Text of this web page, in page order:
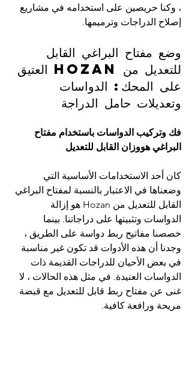
، وكنا حريصين على استخدامه في مشاريع
إصلاح الدراجات وترميمها.
وضع مفتاح البراغي القابل
للتعديل من Hozan العتيق
على المحك: الدواسات
وتعديلات حامل الدراجة
فك وتركيب الدواسات باستخدام مفتاح
البراغي هووزان القابل للتعديل
كان أحد الاستخدامات الأساسية التي
وضعناها في الاعتبار بالنسبة لمفتاح البراغي
القابل للتعديل من Hozan هو إزالة
الدواسات وتثبيتها على دراجاتنا. بينما
خصصنا مفاتيح ربط دواسة على الطريق ،
وجدنا أن هذه الأدوات قد تكون غير مناسبة
في بعض الأحيان للدراجات القديمة ذات
الدواسات العنيدة. في مثل هذه الحالات ، لا
غنى عن مفتاح ربط قابل للتعديل مع قبضة
مريحة ورافعة كافية.